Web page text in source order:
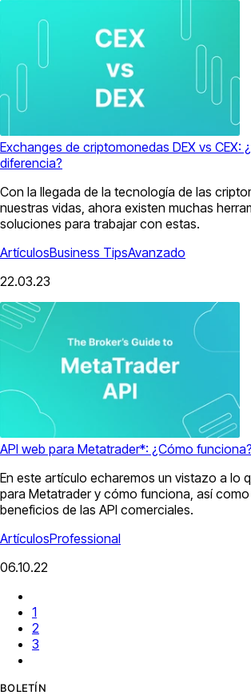
Exchanges de criptomonedas DEX vs CEX:
diferencia?
Con la llegada de la tecnología de las
nuestras vidas, ahora existen muchas
soluciones para trabajar con estas.
ArtículosBusiness TipsAvanzado
22.03.23
API web para Metatrader*: ¿Cómo funciona?
En este artículo echaremos un vistazo a lo
para Metatrader y cómo funciona, así
beneficios de las API comerciales.
ArtículosProfessional
06.10.22
1
2
3
BOLETÍN